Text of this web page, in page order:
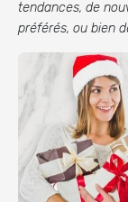
tendances, de
préférés, ou bien